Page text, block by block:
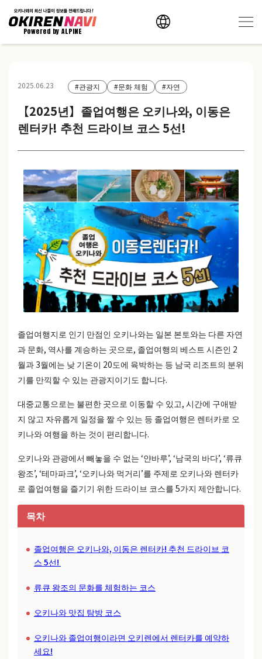
Powered by ALPINE
2025.06.23 #관광지 #문화 체험 #자연
【2025년】졸업여행은 오키나와, 이동은
렌터카! 추천 드라이브 코스 5선!
졸업여행지로 인기 만점인 오키나와는 일본 본토와는 다른 자연
과 문화, 역사를 계승하는 곳으로, 졸업여행의 베스트 시즌인 2
월과 3월에는 낮 기온이 20도에 육박하는 등 남국 리조트의 분위
기를 만끽할 수 있는 관광지이기도 합니다.
대중교통으로는 불편한 곳으로 이동할 수 있고, 시간에 구애받
지 않고 자유롭게 일정을 짤 수 있는 등 졸업여행은 렌터카로 오
키나와 여행을 하는 것이 편리합니다.
오키나와 관광에서 빼놓을 수 없는 ‘얀바루’, ‘남국의 바다’, ‘류큐
왕조’, ‘테마파크’, ‘오키나와 먹거리’를 주제로 오키나와 렌터카
로 졸업여행을 즐기기 위한 드라이브 코스를 5가지 제안합니다.
목차
졸업여행은 오키나와, 이동은 렌터카! 추천 드라이브 코
스 5선!
류큐 왕조의 문화를 체험하는 코스
오키나와 맛집 탐방 코스
오키나와 졸업여행이라면 오키렌에서 렌터카를 예약하
세요!